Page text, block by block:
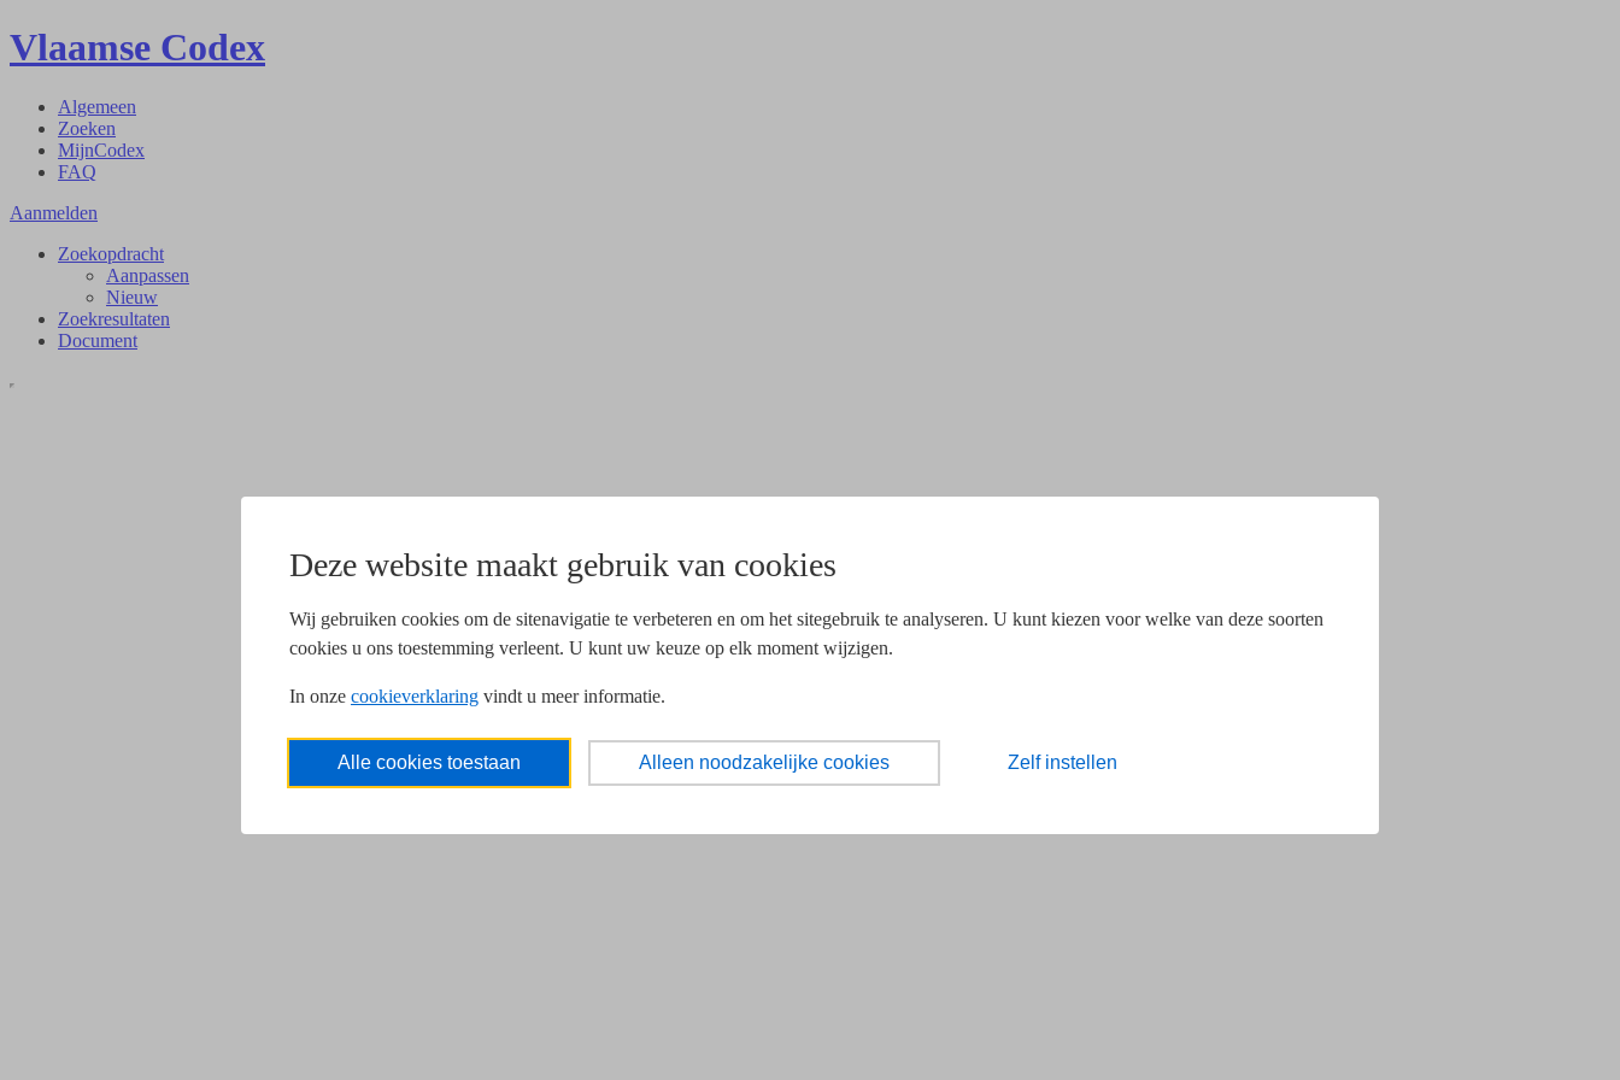
Deze website maakt gebruik van cookies
Wij gebruiken cookies om de sitenavigatie te verbeteren en om het sitegebruik te analyseren. U kunt kiezen voor welke van deze soorten
cookies u ons toestemming verleent. U kunt uw keuze op elk moment wijzigen.
In onze cookieverklaring vindt u meer informatie.
Alle cookies toestaan Alleen noodzakelijke cookies Zelf instellen
Vlaamse Codex
Algemeen
Zoeken
MijnCodex
FAQ
Aanmelden
Zoekopdracht
Aanpassen
Nieuw
Zoekresultaten
Document